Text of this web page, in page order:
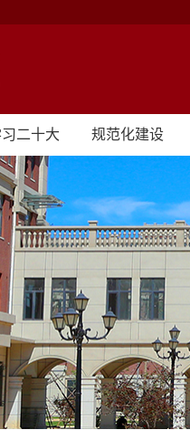
二十大 规范化建设